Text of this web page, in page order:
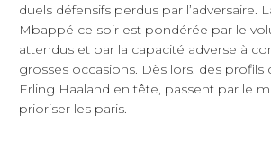
duels défensifs perdus par l’adversaire.
Mbappé ce soir est pondérée par le
attendus et par la capacité adverse à
grosses occasions. Dès lors, des profils
Erling Haaland en tête, passent par le
prioriser les paris.